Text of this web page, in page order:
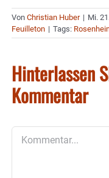
Von Christian Huber | Mi.
Feuilleton | Tags:
Hinterlassen
Kommentar